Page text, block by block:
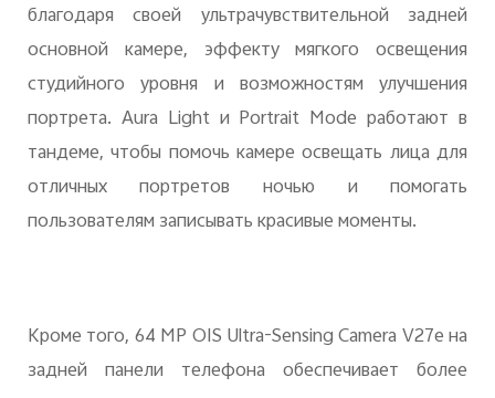
благодаря своей ультрачувствительной задней
основной камере, эффекту мягкого освещения
студийного уровня и возможностям улучшения
портрета. Aura Light и Portrait Mode работают в
тандеме, чтобы помочь камере освещать лица для
отличных портретов ночью и помогать
пользователям записывать красивые моменты.
Кроме того, 64 MP OIS Ultra-Sensing Camera V27e на
задней панели телефона обеспечивает более